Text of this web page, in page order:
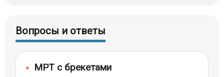
Вопросы и ответы
МРТ с брекетами